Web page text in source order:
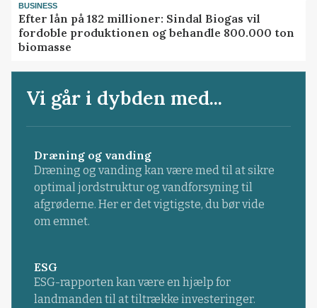
BUSINESS
Efter lån på 182 millioner: Sindal Biogas vil
fordoble produktionen og behandle 800.000 ton
biomasse
Vi går i dybden med...
Dræning og vanding
Dræning og vanding kan være med til at sikre
optimal jordstruktur og vandforsyning til
afgrøderne. Her er det vigtigste, du bør vide
om emnet.
ESG
ESG-rapporten kan være en hjælp for
landmanden til at tiltrække investeringer.